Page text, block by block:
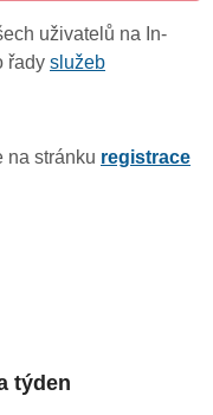
uživatelů na In-
řady služeb
na stránku registrace
týden